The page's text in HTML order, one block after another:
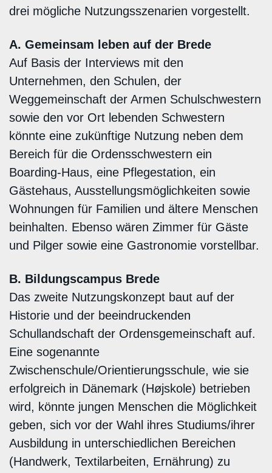
drei mögliche Nutzungsszenarien vorgestellt.
A. Gemeinsam leben auf der Brede
Auf Basis der Interviews mit den
Unternehmen, den Schulen, der
Weggemeinschaft der Armen Schulschwestern
sowie den vor Ort lebenden Schwestern
könnte eine zukünftige Nutzung neben dem
Bereich für die Ordensschwestern ein
Boarding-Haus, eine Pflegestation, ein
Gästehaus, Ausstellungsmöglichkeiten sowie
Wohnungen für Familien und ältere Menschen
beinhalten. Ebenso wären Zimmer für Gäste
und Pilger sowie eine Gastronomie vorstellbar.
B. Bildungscampus Brede
Das zweite Nutzungskonzept baut auf der
Historie und der beeindruckenden
Schullandschaft der Ordensgemeinschaft auf.
Eine sogenannte
Zwischenschule/Orientierungsschule, wie sie
erfolgreich in Dänemark (Højskole) betrieben
wird, könnte jungen Menschen die Möglichkeit
geben, sich vor der Wahl ihres Studiums/ihrer
Ausbildung in unterschiedlichen Bereichen
(Handwerk, Textilarbeiten, Ernährung) zu